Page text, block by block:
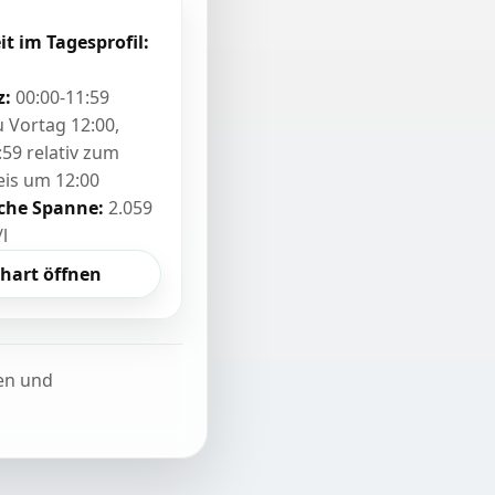
im Tagesprofil:
00:00-11:59
Vortag 12:00,
relativ zum
um 12:00
Spanne: 2.059
öffnen
und